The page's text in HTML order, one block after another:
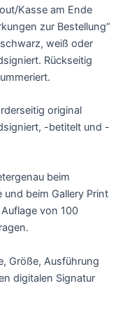
Kasse am Ende
zur Bestellung“
weiß oder
Rückseitig
original
-betitelt und -
beim
beim Gallery Print
von 100
Größe, Ausführung
digitalen Signatur